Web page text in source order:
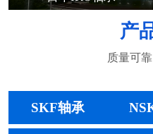
产
质量可
SKF轴承